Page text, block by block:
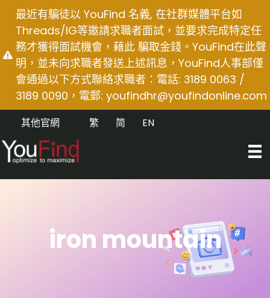
content
最近有騙徒以 YouFind 名義, 在社群媒體平台如
Threads/IG等邀請求職者面試，並要求完成特定任
務才獲得面試機會，藉此 騙取金錢。YouFind在此聲
明，並未向求職者發送上述訊息，YouFind人事部僅
會通過以下方式聯絡求職者：電話: 3189 0063 /
3189 0090，電郵: youfindhr@youfindonline.com
其他官網 EN
简
繁
iron mountain